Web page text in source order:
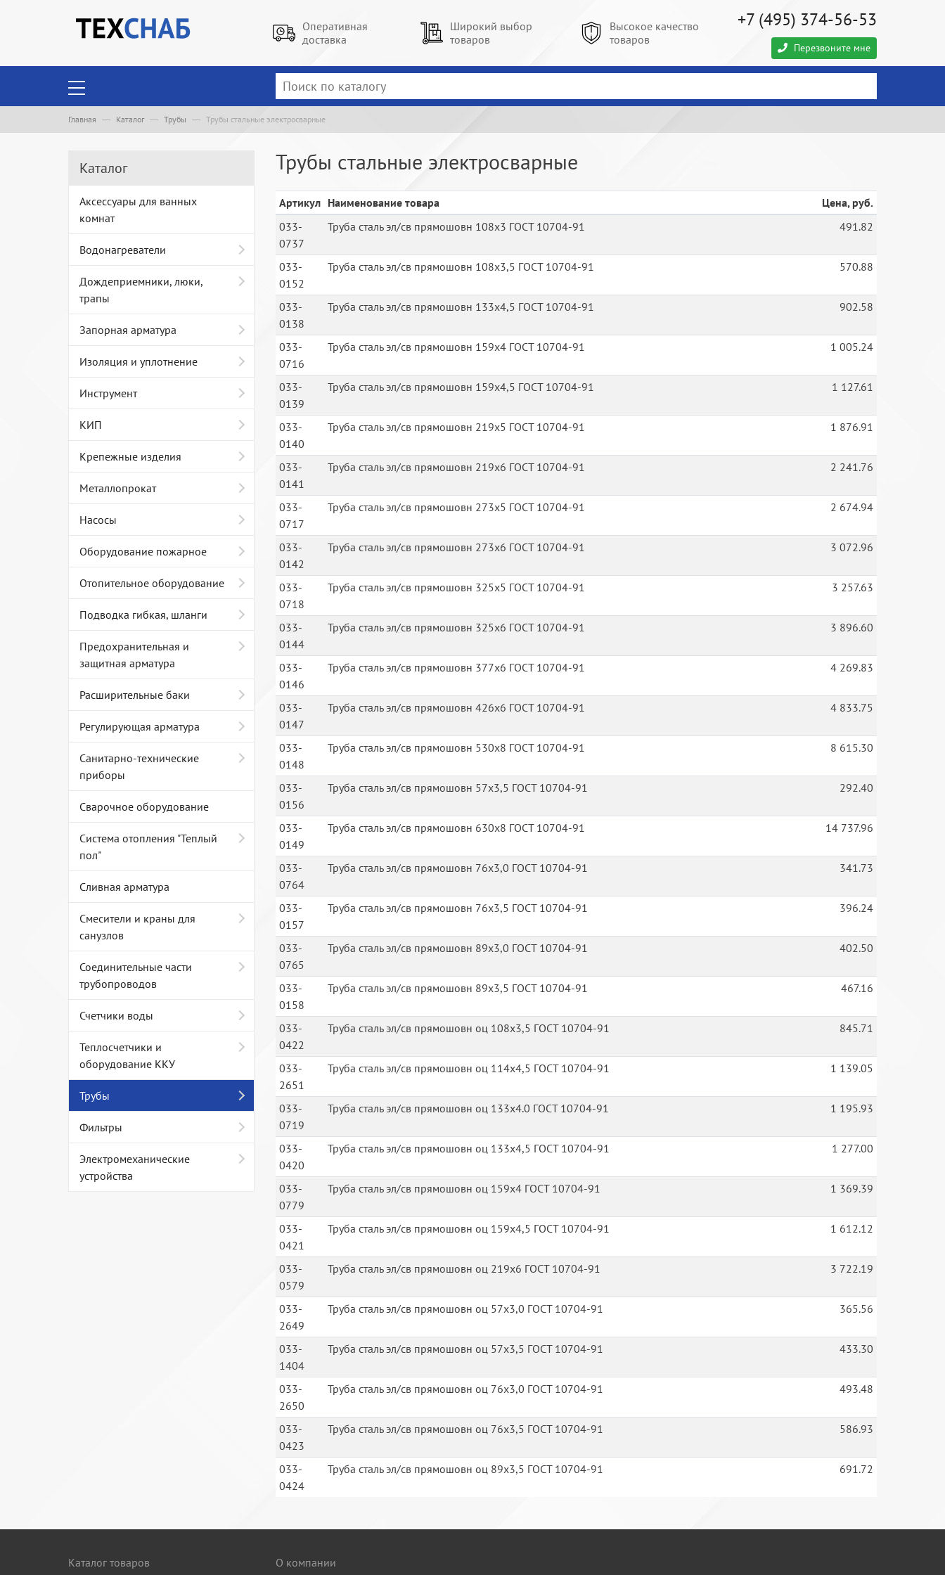
Оперативная
доставка
Широкий выбор
товаров
Высокое качество
товаров
+7 (495) 374-56-53
Перезвоните мне
Главная Каталог Трубы Трубы стальные электросварные
Каталог
Аксессуары для ванных
комнат
Водонагреватели
Дождеприемники, люки,
трапы
Запорная арматура
Изоляция и уплотнение
Инструмент
КИП
Крепежные изделия
Металлопрокат
Насосы
Оборудование пожарное
Отопительное оборудование
Подводка гибкая, шланги
Предохранительная и
защитная арматура
Расширительные баки
Регулирующая арматура
Санитарно-технические
приборы
Сварочное оборудование
Система отопления "Теплый
пол"
Сливная арматура
Смесители и краны для
санузлов
Соединительные части
трубопроводов
Счетчики воды
Теплосчетчики и
оборудование ККУ
Трубы
Фильтры
Электромеханические
устройства
Трубы стальные электросварные
Артикул Наименование товара
Цена, руб.
033-
0737
Труба сталь эл/св прямошовн 108х3 ГОСТ 10704-91 491.82
033-
0152
Труба сталь эл/св прямошовн 108х3,5 ГОСТ 10704-91 570.88
033-
0138
Труба сталь эл/св прямошовн 133х4,5 ГОСТ 10704-91 902.58
033-
0716
Труба сталь эл/св прямошовн 159х4 ГОСТ 10704-91 1 005.24
033-
0139
Труба сталь эл/св прямошовн 159х4,5 ГОСТ 10704-91 1 127.61
033-
0140
Труба сталь эл/св прямошовн 219х5 ГОСТ 10704-91 1 876.91
033-
0141
Труба сталь эл/св прямошовн 219х6 ГОСТ 10704-91 2 241.76
033-
0717
Труба сталь эл/св прямошовн 273х5 ГОСТ 10704-91 2 674.94
033-
0142
Труба сталь эл/св прямошовн 273х6 ГОСТ 10704-91 3 072.96
033-
0718
Труба сталь эл/св прямошовн 325х5 ГОСТ 10704-91 3 257.63
033-
0144
Труба сталь эл/св прямошовн 325х6 ГОСТ 10704-91 3 896.60
033-
0146
Труба сталь эл/св прямошовн 377х6 ГОСТ 10704-91 4 269.83
033-
0147
Труба сталь эл/св прямошовн 426х6 ГОСТ 10704-91 4 833.75
033-
0148
Труба сталь эл/св прямошовн 530х8 ГОСТ 10704-91 8 615.30
033-
0156
Труба сталь эл/св прямошовн 57х3,5 ГОСТ 10704-91 292.40
033-
0149
Труба сталь эл/св прямошовн 630х8 ГОСТ 10704-91 14 737.96
033-
0764
Труба сталь эл/св прямошовн 76х3,0 ГОСТ 10704-91 341.73
033-
0157
Труба сталь эл/св прямошовн 76х3,5 ГОСТ 10704-91 396.24
033-
0765
Труба сталь эл/св прямошовн 89х3,0 ГОСТ 10704-91 402.50
033-
0158
Труба сталь эл/св прямошовн 89х3,5 ГОСТ 10704-91 467.16
033-
0422
Труба сталь эл/св прямошовн оц 108х3,5 ГОСТ 10704-91 845.71
033-
2651
Труба сталь эл/св прямошовн оц 114х4,5 ГОСТ 10704-91 1 139.05
033-
0719
Труба сталь эл/св прямошовн оц 133x4.0 ГОСТ 10704-91 1 195.93
033-
0420
Труба сталь эл/св прямошовн оц 133х4,5 ГОСТ 10704-91 1 277.00
033-
0779
Труба сталь эл/св прямошовн оц 159х4 ГОСТ 10704-91 1 369.39
033-
0421
Труба сталь эл/св прямошовн оц 159х4,5 ГОСТ 10704-91 1 612.12
033-
0579
Труба сталь эл/св прямошовн оц 219х6 ГОСТ 10704-91 3 722.19
033-
2649
Труба сталь эл/св прямошовн оц 57х3,0 ГОСТ 10704-91 365.56
033-
1404
Труба сталь эл/св прямошовн оц 57х3,5 ГОСТ 10704-91 433.30
033-
2650
Труба сталь эл/св прямошовн оц 76х3,0 ГОСТ 10704-91 493.48
033-
0423
Труба сталь эл/св прямошовн оц 76х3,5 ГОСТ 10704-91 586.93
033-
0424
Труба сталь эл/св прямошовн оц 89х3,5 ГОСТ 10704-91 691.72
Каталог товаров О компании